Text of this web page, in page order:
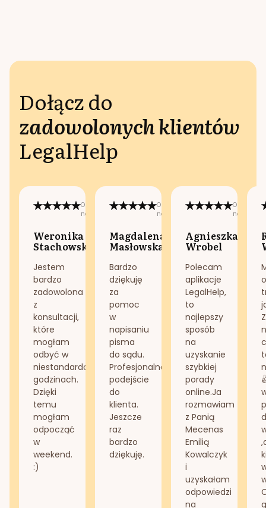
Dołącz do
zadowolonych klientów
LegalHelp
Opublikowano
na:
Weronika
Stachowska
Jestem
bardzo
zadowolona
z
konsultacji,
które
mogłam
odbyć w
niestandardowych
godzinach.
Dzięki
temu
mogłam
odpocząć
w
weekend.
:)
Opublikowano
na:
Magdalena
Masłowska
Bardzo
dziękuję
za
pomoc
w
napisaniu
pisma
do sądu.
Profesjonalne
podejście
do
klienta.
Jeszcze
raz
bardzo
dziękuję.
na:
Agnieszka
Wrobel
Polecam
aplikacje
LegalHelp,
to
najlepszy
sposób
na
uzyskanie
szybkiej
porady
online.Ja
rozmawiam
z Panią
Mecenas
Emilią
Kowalczyk
i
uzyskałam
odpowiedzi
na